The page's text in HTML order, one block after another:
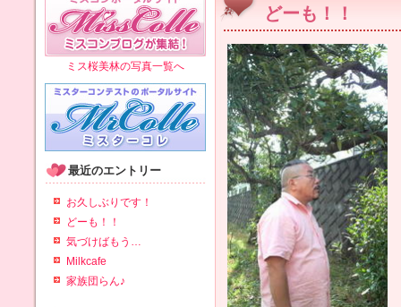
どーも！！
ミス桜美林の写真一覧へ
最近のエントリー
お久しぶりです！
どーも！！
気づけばもう…
Milkcafe
家族団らん♪